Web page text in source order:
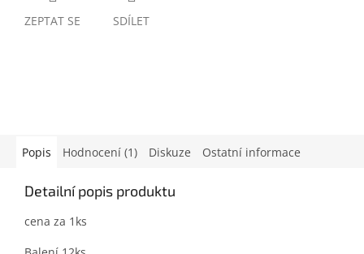
ZEPTAT SE SDÍLET
Popis Hodnocení (1) Diskuze Ostatní informace
Detailní popis produktu
cena za 1ks